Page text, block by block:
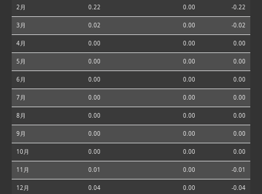
2月 0.22 0.00 -0.22
3月 0.02 0.00 -0.02
4月 0.00 0.00 0.00
5月 0.00 0.00 0.00
6月 0.00 0.00 0.00
7月 0.00 0.00 0.00
8月 0.00 0.00 0.00
9月 0.00 0.00 0.00
10月 0.00 0.00 0.00
11月 0.01 0.00 -0.01
12月 0.04 0.00 -0.04